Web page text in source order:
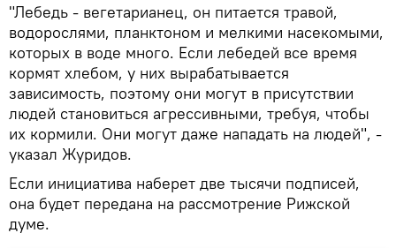
"Лебедь - вегетарианец, он питается травой,
водорослями, планктоном и мелкими насекомыми,
которых в воде много. Если лебедей все время
кормят хлебом, у них вырабатывается
зависимость, поэтому они могут в присутствии
людей становиться агрессивными, требуя, чтобы
их кормили. Они могут даже нападать на людей", -
указал Журидов.
Если инициатива наберет две тысячи подписей,
она будет передана на рассмотрение Рижской
думе.